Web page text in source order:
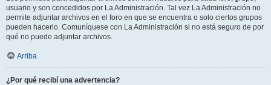
usuario y son concedidos por La Administración. Tal vez La Administración no
permite adjuntar archivos en el foro en que se encuentra o solo ciertos grupos
pueden hacerlo. Comuníquese con La Administración si no está seguro de por
qué no puede adjuntar archivos.
Arriba
¿Por qué recibí una advertencia?